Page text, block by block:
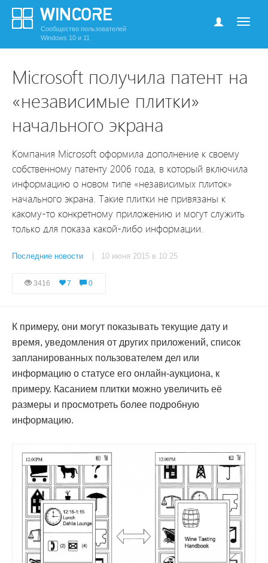
Сообщество пользователей
Windows 10 и 11
Microsoft получила патент на
«независимые плитки»
начального экрана
Компания Microsoft оформила дополнение к своему
собственному патенту 2006 года, в который включила
информацию о новом типе «независимых плиток»
начального экрана. Такие плитки не привязаны к
какому-то конкретному приложению и могут служить
только для показа какой-либо информации.
Последние новости | 10 июня 2015 в 10:25
3416 7 0
К примеру, они могут показывать текущие дату и
время, уведомления от других приложений, список
запланированных пользователем дел или
информацию о статусе его онлайн-аукциона, к
примеру. Касанием плитки можно увеличить её
размеры и просмотреть более подробную
информацию.